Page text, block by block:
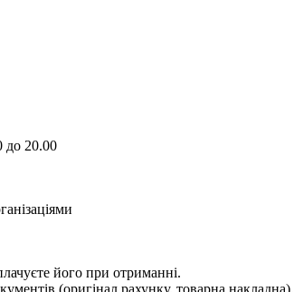
до 20.00
його при отриманні.